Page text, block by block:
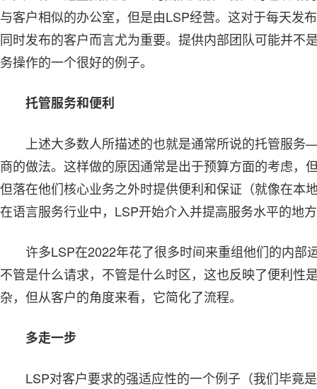
与客户相似的办公室，但是由LSP经营。这对于每天发
同时发布的客户而言尤为重要。提供内部团队可能并不
务操作的一个很好的例子。
托管服务和便利
上述大多数人所描述的也就是通常所说的托管服
商的做法。这样做的原因通常是出于预算方面的考虑，
但落在他们核心业务之外时提供便利和保证（就像在本
在语言服务行业中，LSP开始介入并提高服务水平的地
许多LSP在2022年花了很多时间来重组他们的内部
不管是什么请求，不管是什么时区，这也反映了便利性
杂，但从客户的角度来看，它简化了流程。
多走一步
LSP对客户要求的强适应性的一个例子（我们毕竟